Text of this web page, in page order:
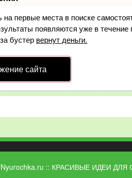
на первые места в поиске
появляются уже в
за бустер вернут деньги.
сайта
:: КРАСИВЫЕ ИДЕИ ДЛЯ